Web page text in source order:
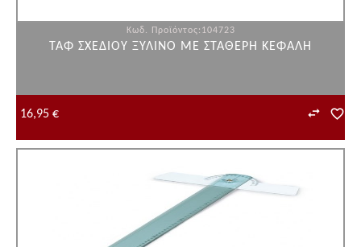
Κωδ. Προϊόντος:104723
ΤΑΦ ΣΧΕΔΙΟΥ ΞΥΛΙΝΟ ΜΕ ΣΤΑΘΕΡΗ ΚΕΦΑΛΗ
16,95 €